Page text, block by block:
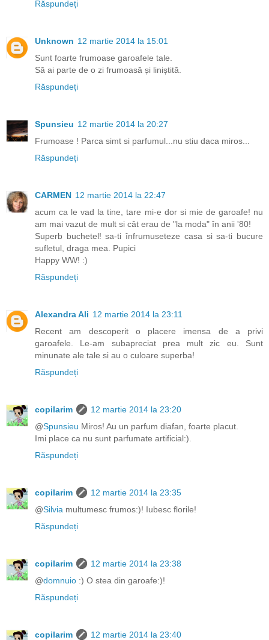
Răspundeți
Unknown 12 martie 2014 la 15:01
Sunt foarte frumoase garoafele tale.
Să ai parte de o zi frumoasă și liniștită.
Răspundeți
Spunsieu 12 martie 2014 la 20:27
Frumoase ! Parca simt si parfumul...nu stiu daca miros...
Răspundeți
CARMEN 12 martie 2014 la 22:47
acum ca le vad la tine, tare mi-e dor si mie de garoafe! nu
am mai vazut de mult si cât erau de "la moda" în anii '80!
Superb buchetel! sa-ti înfrumuseteze casa si sa-ti bucure
sufletul, draga mea. Pupici
Happy WW! :)
Răspundeți
Alexandra Ali 12 martie 2014 la 23:11
Recent am descoperit o placere imensa de a privi
garoafele. Le-am subapreciat prea mult zic eu. Sunt
minunate ale tale si au o culoare superba!
Răspundeți
copilarim
12 martie 2014 la 23:20
@Spunsieu Miros! Au un parfum diafan, foarte placut.
Imi place ca nu sunt parfumate artificial:).
Răspundeți
copilarim
12 martie 2014 la 23:35
@Silvia multumesc frumos:)! Iubesc florile!
Răspundeți
copilarim
12 martie 2014 la 23:38
@domnuio :) O stea din garoafe:)!
Răspundeți
copilarim
12 martie 2014 la 23:40